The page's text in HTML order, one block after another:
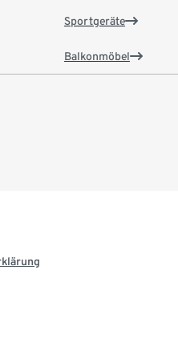
Sportgeräte
Balkonmöbel